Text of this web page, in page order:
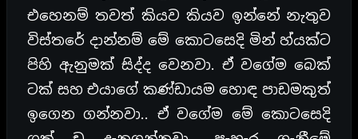
එහෙනම් තවත් කියව කියව ඉන්නේ නැතුව
විස්තරේ දාන්නම් මේ කොටසෙදි මින් හ්යක්ට
පිහි ඇනුමක් සිද්ද වෙනවා. ඒ වගේම බෙක්
ටක් සහ එයාගේ කණ්‌ඩායම හොඳ පාඩමකුත්
ඉගෙන ගන්නවා.. ඒ වගේම මේ කොටසෙදි